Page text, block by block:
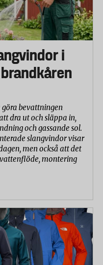
i
bevattningen
dra ut och släppa in,
och gassande sol.
slangvindor visar
men också att det
montering